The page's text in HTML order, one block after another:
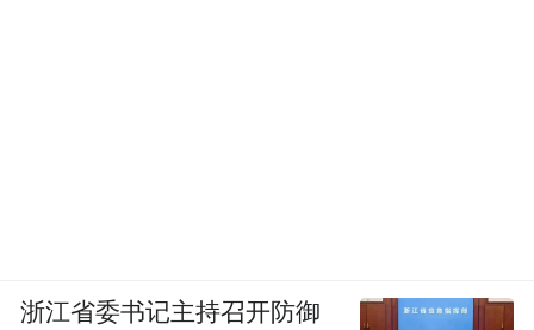
浙江省委书记主持召开防御